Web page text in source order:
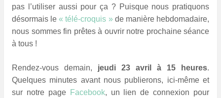
pas l’utiliser aussi pour ça ? Puisque nous pratiquons
désormais le« télé-croquis »de manière hebdomadaire,
nous sommes fin prêtes à ouvrir notre prochaine séance
à tous !
Rendez-vous demain, jeudi 23 avril à 15 heures.
Quelques minutes avant nous publierons, ici-même et
sur notre page
Facebook, un lien de connexion pour